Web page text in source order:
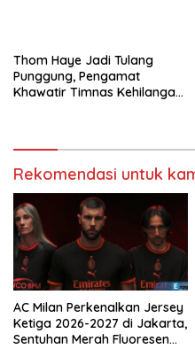
Thom Haye Jadi Tulang
Punggung, Pengamat
Khawatir Timnas Kehilangan
Rekomendasi untuk
AC Milan Perkenalkan Jersey
Ketiga 2026-2027 di Jakarta,
Sentuhan Merah Fluoresen